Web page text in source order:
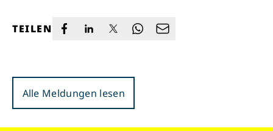
TEILEN
Alle Meldungen lesen